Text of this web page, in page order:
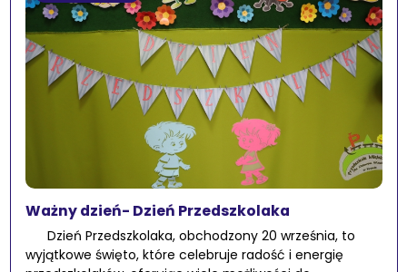
Ważny dzień- Dzień Przedszkolaka
Dzień Przedszkolaka, obchodzony 20 września, to
wyjątkowe święto, które celebruje radość i energię